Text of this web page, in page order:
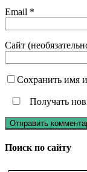
Email *
Сайт
Сохранить имя
Получать
Поиск по сайту